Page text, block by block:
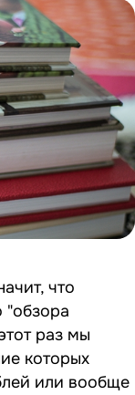
что
"обзора
раз мы
которых
или вообще